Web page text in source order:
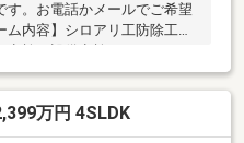
す。お電話かメールでご希望
ム内容】シロアリ工防除工
5分）・石巻市立山下中学校
立貞山小学校まで約1300ｍ
1300ｍ（徒歩約17分）・医
ｍ（徒歩約7分）・陸前山下
万円 4SLDK